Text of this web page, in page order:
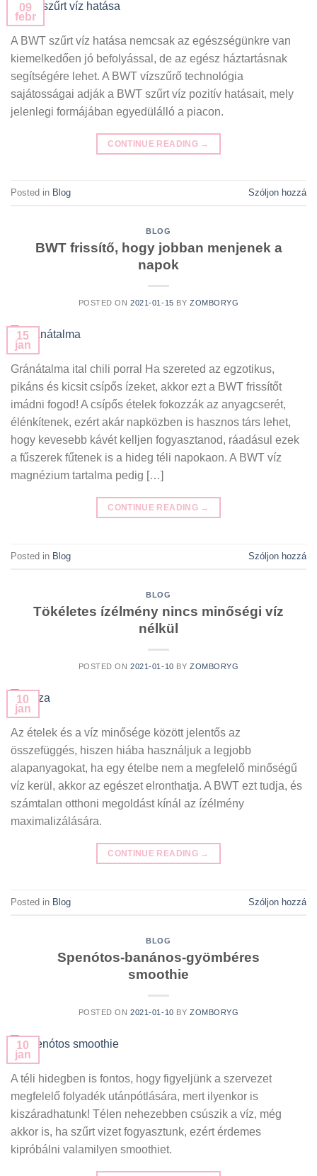
09
febr
A BWT szűrt víz hatása nemcsak az egészségünkre van
kiemelkedően jó befolyással, de az egész háztartásnak
segítségére lehet. A BWT vízszűrő technológia
sajátosságai adják a BWT szűrt víz pozitív hatásait, mely
jelenlegi formájában egyedülálló a piacon.
CONTINUE READING →
Posted in Blog Szóljon hozzá
BLOG
BWT frissítő, hogy jobban menjenek a
napok
POSTED ON2021-01-15 BY ZOMBORYG
15
jan
Gránátalma ital chili porral Ha szereted az egzotikus,
pikáns és kicsit csípős ízeket, akkor ezt a BWT frissítőt
imádni fogod! A csípős ételek fokozzák az anyagcserét,
élénkítenek, ezért akár napközben is hasznos társ lehet,
hogy kevesebb kávét kelljen fogyasztanod, ráadásul ezek
a fűszerek fűtenek is a hideg téli napokaon. A BWT víz
magnézium tartalma pedig […]
CONTINUE READING →
Posted in Blog Szóljon hozzá
BLOG
Tökéletes ízélmény nincs minőségi víz
nélkül
POSTED ON2021-01-10 BY ZOMBORYG
10
jan
Az ételek és a víz minősége között jelentős az
összefüggés, hiszen hiába használjuk a legjobb
alapanyagokat, ha egy ételbe nem a megfelelő minőségű
víz kerül, akkor az egészet elronthatja. A BWT ezt tudja, és
számtalan otthoni megoldást kínál az ízélmény
maximalizálására.
CONTINUE READING →
Posted in Blog Szóljon hozzá
BLOG
Spenótos-banános-gyömbéres
smoothie
POSTED ON2021-01-10 BY ZOMBORYG
10
jan
A téli hidegben is fontos, hogy figyeljünk a szervezet
megfelelő folyadék utánpótlására, mert ilyenkor is
kiszáradhatunk! Télen nehezebben csúszik a víz, még
akkor is, ha szűrt vizet fogyasztunk, ezért érdemes
kipróbálni valamilyen smoothiet.